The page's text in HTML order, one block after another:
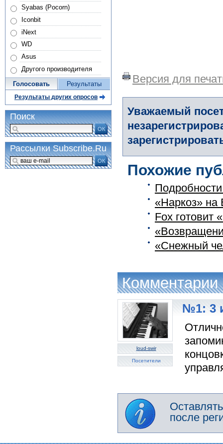
Версия для
Уважаемый
Похожие
«Наркоз» на
Fox готовит
«Снежный
Комментарии
loud-swir
Посетители
№1: 3
после
Syabas (Pocorn)
Iconbit
iNext
WD
Asus
Другого производителя
Голосовать Результаты
Результаты других опросов
Поиск
ОК
Рассылки Subscribe.Ru
ОК